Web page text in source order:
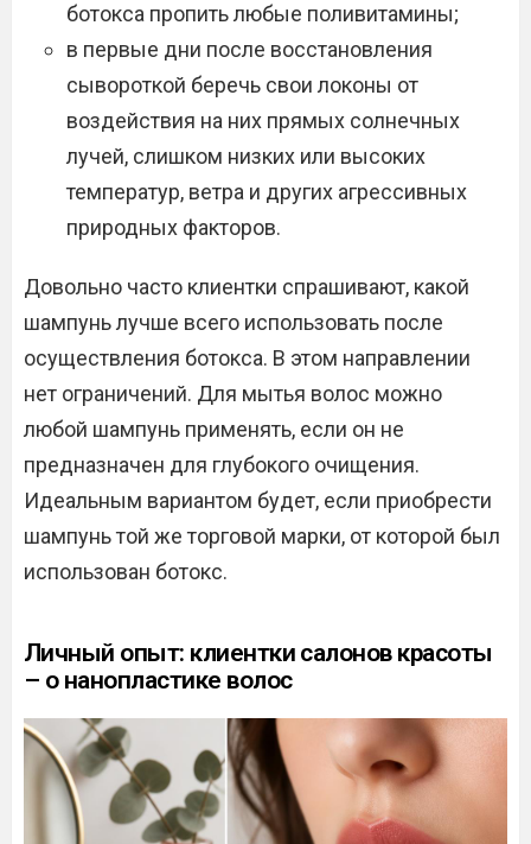
ботокса пропить любые поливитамины;
в первые дни после восстановления
сывороткой беречь свои локоны от
воздействия на них прямых солнечных
лучей, слишком низких или высоких
температур, ветра и других агрессивных
природных факторов.
Довольно часто клиентки спрашивают, какой
шампунь лучше всего использовать после
осуществления ботокса. В этом направлении
нет ограничений. Для мытья волос можно
любой шампунь применять, если он не
предназначен для глубокого очищения.
Идеальным вариантом будет, если приобрести
шампунь той же торговой марки, от которой был
использован ботокс.
Личный опыт: клиентки салонов красоты
– о нанопластике волос